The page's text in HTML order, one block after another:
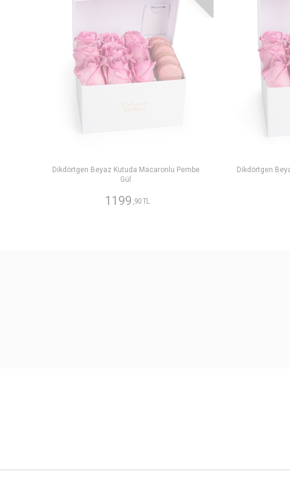
Dikdörtgen Beyaz Kutuda Macaronlu Pembe
Gül
1199 ,90 TL
Dikdörtgen